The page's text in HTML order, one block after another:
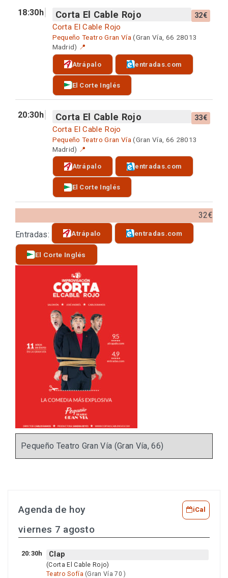
18:30h Corta El Cable Rojo 32€
Corta El Cable Rojo
Pequeño Teatro Gran Vía(Gran Vía, 66 28013
Madrid) 📍
Atrápalo entradas.com
El Corte Inglés
20:30h Corta El Cable Rojo 33€
Corta El Cable Rojo
Pequeño Teatro Gran Vía (Gran Vía, 66 28013
Madrid) 📍
Atrápalo entradas.com
El Corte Inglés
32€
Entradas:
Atrápalo entradas.com
El Corte Inglés
Pequeño Teatro Gran Vía (Gran Vía, 66)
Agenda de hoy iCal
viernes 7 agosto
20:30h Clap
(Corta El Cable Rojo)
Teatro Sofía (Gran Vía 70 )